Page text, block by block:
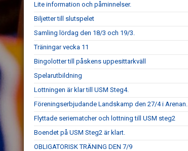
Lite information och påminnelser.
Biljetter till slutspelet
Samling lördag den 18/3 och 19/3.
Träningar vecka 11
Bingolotter till påskens uppesittarkväll
Spelarutbildning
Lottningen är klar till USM Steg4.
Föreningserbjudande Landskamp den 27/4 i Arenan.
Flyttade seriematcher och lottning till USM steg2
Boendet på USM Steg2 är klart.
OBLIGATORISK TRÄNING DEN 7/9